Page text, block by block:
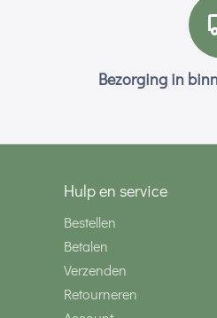
Bezorging in
Hulp en service
Bestellen
Betalen
Verzenden
Retourneren